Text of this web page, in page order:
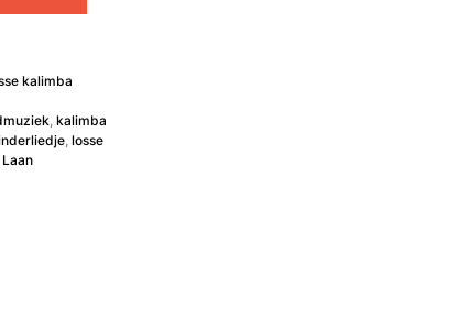
kalimba
, kalimba
, losse